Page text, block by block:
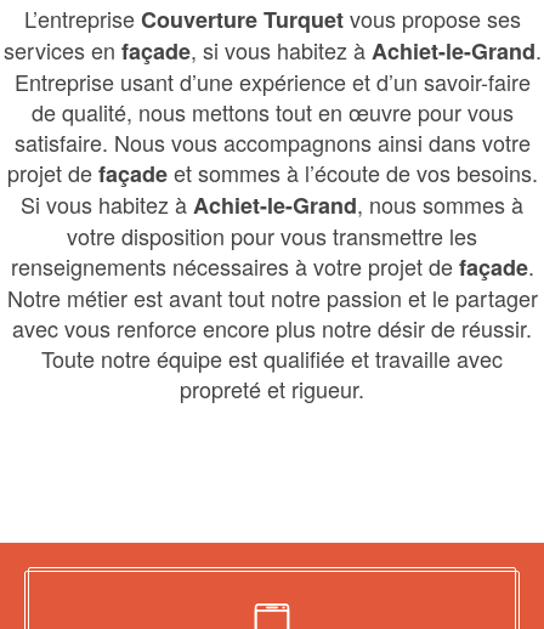
L’entrepriseCouverture Turquetvous propose ses
services en façade, si vous habitez àAchiet-le-Grand.
Entreprise usant d’une expérience et d’un savoir-faire
de qualité, nous mettons tout en œuvre pour vous
satisfaire. Nous vous accompagnons ainsi dans votre
projet defaçadeet sommes à l’écoute de vos besoins.
Si vous habitez àAchiet-le-Grand, nous sommes à
votre disposition pour vous transmettre les
renseignements nécessaires à votre projet defaçade.
Notre métier est avant tout notre passion et le partager
avec vous renforce encore plus notre désir de réussir.
Toute notre équipe est qualifiée et travaille avec
propreté et rigueur.